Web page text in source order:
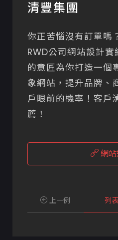
清豐集團
你正苦惱沒有訂單嗎
RWD公司網站設計
的意匠為你打造一個
象網站，提升品牌、
戶眼前的機率！客戶
薦！
網
上一例 列表